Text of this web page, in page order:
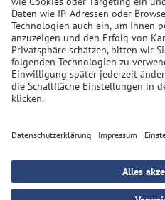
Datenschutzerklärung
AGB
Sitemap